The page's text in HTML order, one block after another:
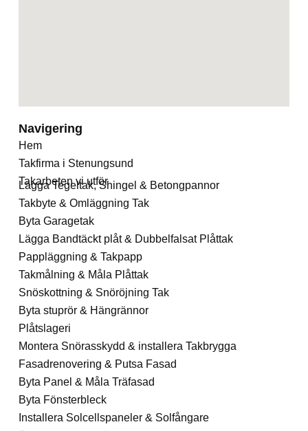
Navigering
Hem
Takfirma i Stenungsund
Takarbeten vi utför
Lägga Tegeltak, Shingel & Betongpannor
Takbyte & Omläggning Tak
Byta Garagetak
Lägga Bandtäckt plåt & Dubbelfalsat Plåttak
Pappläggning & Takpapp
Takmålning & Måla Plåttak
Snöskottning & Snöröjning Tak
Byta stuprör & Hängrännor
Plåtslageri
Montera Snörasskydd & installera Takbrygga
Fasadrenovering & Putsa Fasad
Byta Panel & Måla Träfasad
Byta Fönsterbleck
Installera Solcellspaneler & Solfångare